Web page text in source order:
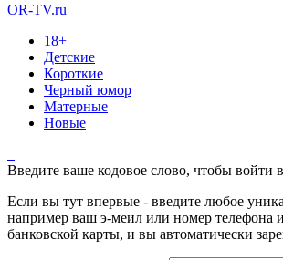
OR-TV.ru
18+
Детские
Короткие
Черный юмор
Матерные
Новые
Введите ваше кодовое слово, чтобы войти
Если вы тут впервые - введите любое
например ваш э-меил или номер телефона
банковской карты, и вы автоматически